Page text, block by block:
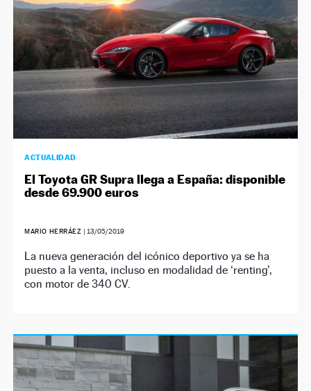
ACTUALIDAD
El Toyota GR Supra llega a España: disponible
desde 69.900 euros
MARIO HERRÁEZ | 13/05/2019
La nueva generación del icónico deportivo ya se ha
puesto a la venta, incluso en modalidad de ‘renting’,
con motor de 340 CV.